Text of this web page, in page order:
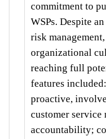
commitment to
WSPs. Despite
risk
organizational
reaching full
features
proactive,
customer
accountability;